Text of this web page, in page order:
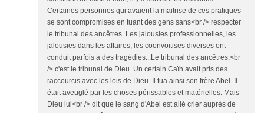
Certaines personnes qui avaient la maitrise de ces pratiques
se sont compromises en tuant des gens sans<br /> respecter
le tribunal des ancêtres. Les jalousies professionnelles, les
jalousies dans les affaires, les coonvoitises diverses ont
conduit parfois à des tragédies...Le tribunal des ancêtres,<br
/> c'est le tribunal de Dieu. Un certain Caïn avait pris des
raccourcis avec les lois de Dieu. Il tua ainsi son frère Abel. Il
était aveuglé par les choses périssables et matérielles. Mais
Dieu lui<br /> dit que le sang d'Abel est allé crier auprès de